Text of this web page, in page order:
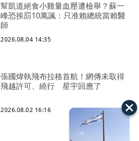
幫凱道絕食小雞量血壓遭檢舉？蘇一
峰恐挨罰10萬諷：只准賴總統當賴醫
師
2026.08.04 14:35
張國煒執飛布拉格首航！網傳未取得
飛越許可、繞行 星宇回應了
2026.08.02 16:16